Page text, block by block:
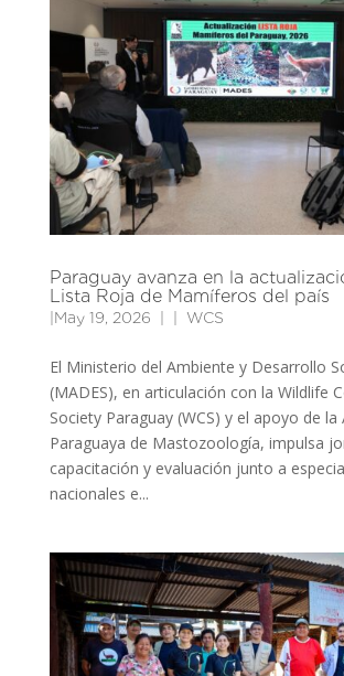
Paraguay avanza en la
Lista Roja de Mamíferos del país
May 19, 2026 WCS
El Ministerio del Ambiente y Desarrollo
(MADES), en articulación con la Wildlife
Society Paraguay (WCS) y el apoyo de la
Paraguaya de Mastozoología, impulsa
capacitación y evaluación junto a
nacionales e...